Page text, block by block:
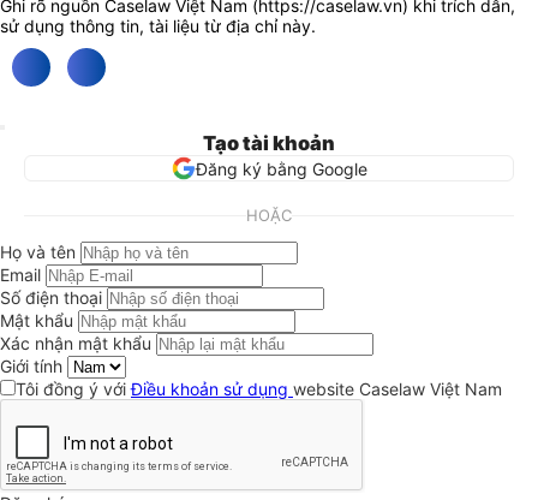
Ghi rõ nguồn Caselaw Việt Nam (https://caselaw.vn) khi trích dẫn,
sử dụng thông tin, tài liệu từ địa chỉ này.
Tạo tài khoản
Đăng ký bằng Google
HOẶC
Họ và tên
Email
Số điện thoại
Mật khẩu
Xác nhận mật khẩu
Giới tính
Tôi đồng ý vớiĐiều khoản sử dụng website Caselaw Việt Nam